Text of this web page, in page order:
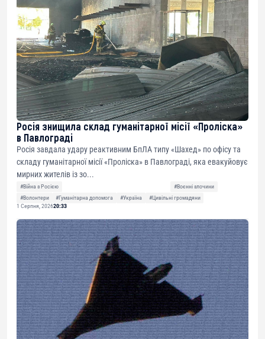
Росія знищила склад гуманітарної місії «Проліска»
в Павлограді
Росія завдала удару реактивним БпЛА типу «Шахед» по офісу та
складу гуманітарної місії «Проліска» в Павлограді, яка евакуйовує
мирних жителів із зо...
#Війна з Росією
#Воєнні злочини
#Волонтери
#Гуманітарна допомога #Україна
#Цивільні громадяни
1 Серпня, 202620:33